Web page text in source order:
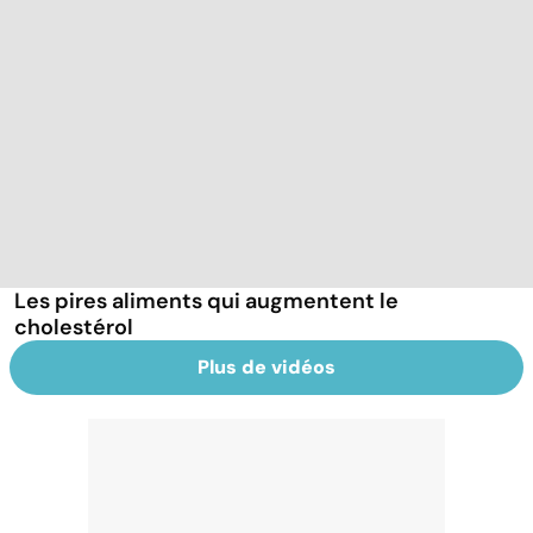
Les pires aliments qui augmentent le
cholestérol
Plus de vidéos